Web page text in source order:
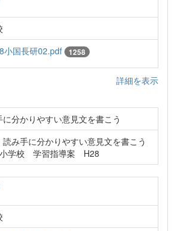
小国長研02.pdf 1258
詳細を表示
に分かりやすい意見文を書こう
み手に分かりやすい意見文を書こう
学校 学習指導案 H28